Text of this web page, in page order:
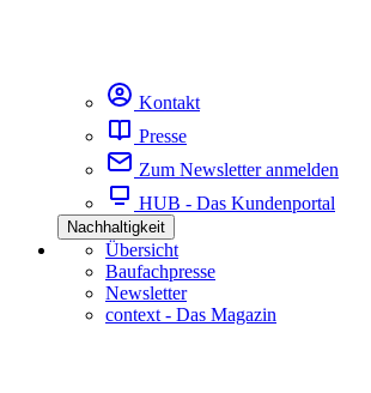
Kontakt
Presse
Zum Newsletter anmelden
HUB - Das Kundenportal
Nachhaltigkeit
Übersicht
Baufachpresse
Newsletter
context - Das Magazin